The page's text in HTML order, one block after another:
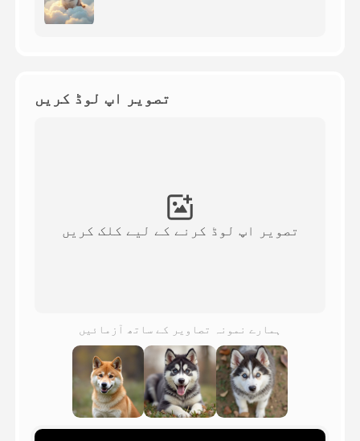
دیگر اوزار
تمام ٹیمپلیٹس دیکھیں
تصویر اپ لوڈ کریں
تصویر اپ لوڈ کرنے کے لیے کلک کریں
ہمارے نمونہ تصاویر کے ساتھ آزمائیں